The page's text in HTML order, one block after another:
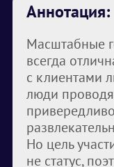
Аннотация:
Масштабные
всегда
с клиентами
люди
Но цель
не статус,